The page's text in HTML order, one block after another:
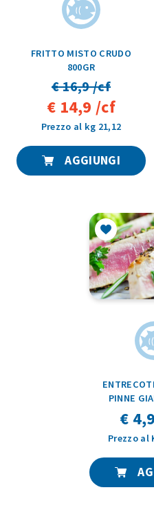
FRITTO MISTO CRUDO
800GR
€ 16,9 /cf
€ 14,9 /cf
Prezzo al kg 21,12
AGGIUNGI
PINNE
€
Prezzo al